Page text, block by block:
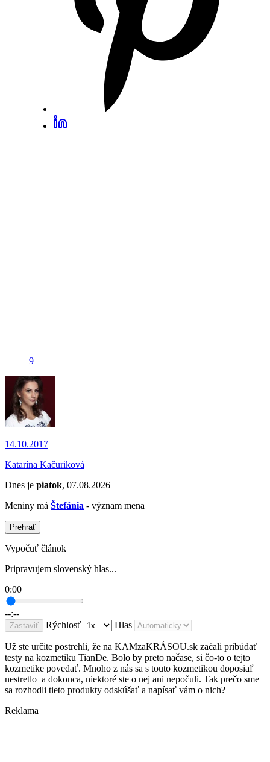
9
14.10.2017
Katarína Kačuriková
Dnes je piatok, 07.08.2026
Meniny má Štefánia - význam mena
Prehrať
Vypočuť článok
Pripravujem slovenský hlas...
0:00
--:--
Zastaviť Rýchlosť Hlas
Už ste určite postrehli, že na KAMzaKRÁSOU.sk začali pribúdať
testy na kozmetiku TianDe. Bolo by preto načase, si čo-to o tejto
kozmetike povedať. Mnoho z nás sa s touto kozmetikou doposiaľ
nestretlo a dokonca, niektoré ste o nej ani nepočuli. Tak prečo sme
sa rozhodli tieto produkty odskúšať a napísať vám o nich?
Reklama